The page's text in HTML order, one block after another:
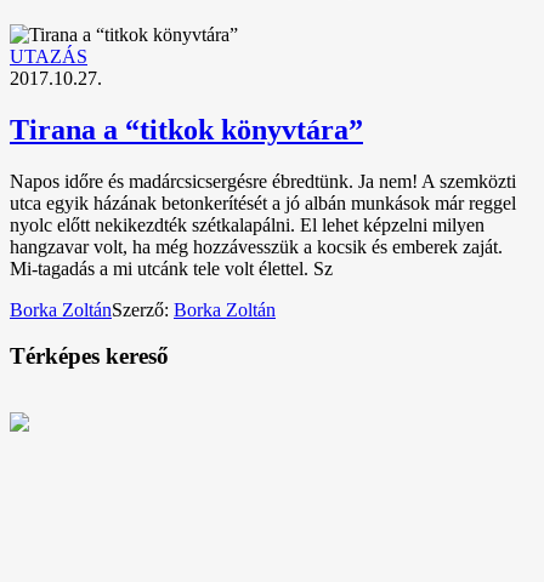
UTAZÁS
2017.10.27.
Tirana a “titkok könyvtára”
Napos időre és madárcsicsergésre ébredtünk. Ja nem! A szemközti
utca egyik házának betonkerítését a jó albán munkások már reggel
nyolc előtt nekikezdték szétkalapálni. El lehet képzelni milyen
hangzavar volt, ha még hozzávesszük a kocsik és emberek zaját.
Mi-tagadás a mi utcánk tele volt élettel. Sz
Borka ZoltánSzerző: Borka Zoltán
Térképes kereső